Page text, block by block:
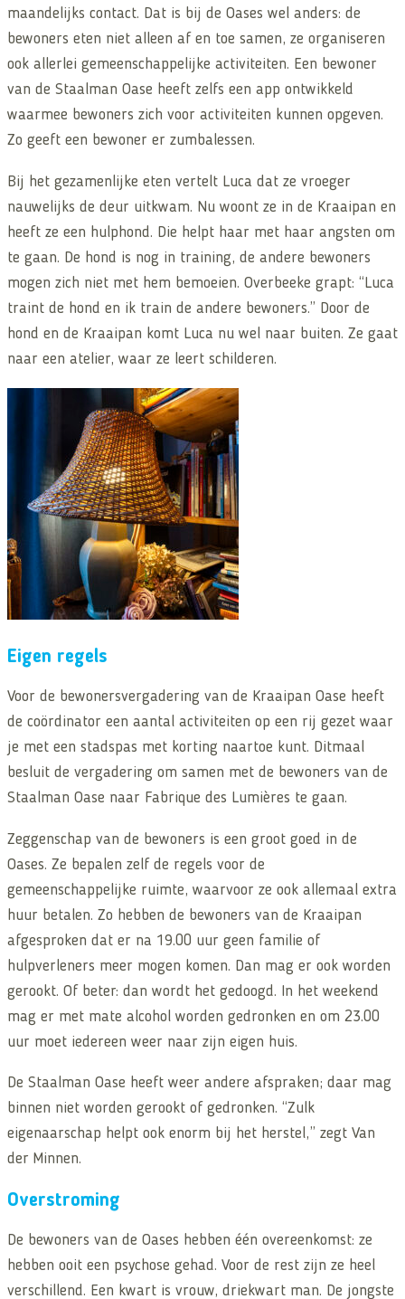
maandelijks contact. Dat is bij de Oases wel anders: de
bewoners eten niet alleen af en toe samen, ze organiseren
ook allerlei gemeenschappelijke activiteiten. Een bewoner
van de Staalman Oase heeft zelfs een app ontwikkeld
waarmee bewoners zich voor activiteiten kunnen opgeven.
Zo geeft een bewoner er zumbalessen.
Bij het gezamenlijke eten vertelt Luca dat ze vroeger
nauwelijks de deur uitkwam. Nu woont ze in de Kraaipan en
heeft ze een hulphond. Die helpt haar met haar angsten om
te gaan. De hond is nog in training, de andere bewoners
mogen zich niet met hem bemoeien. Overbeeke grapt: “Luca
traint de hond en ik train de andere bewoners.” Door de
hond en de Kraaipan komt Luca nu wel naar buiten. Ze gaat
naar een atelier, waar ze leert schilderen.
Eigen regels
Voor de bewonersvergadering van de Kraaipan Oase heeft
de coördinator een aantal activiteiten op een rij gezet waar
je met een stadspas met korting naartoe kunt. Ditmaal
besluit de vergadering om samen met de bewoners van de
Staalman Oase naar Fabrique des Lumières te gaan.
Zeggenschap van de bewoners is een groot goed in de
Oases. Ze bepalen zelf de regels voor de
gemeenschappelijke ruimte, waarvoor ze ook allemaal extra
huur betalen. Zo hebben de bewoners van de Kraaipan
afgesproken dat er na 19.00 uur geen familie of
hulpverleners meer mogen komen. Dan mag er ook worden
gerookt. Of beter: dan wordt het gedoogd. In het weekend
mag er met mate alcohol worden gedronken en om 23.00
uur moet iedereen weer naar zijn eigen huis.
De Staalman Oase heeft weer andere afspraken; daar mag
binnen niet worden gerookt of gedronken. “Zulk
eigenaarschap helpt ook enorm bij het herstel,” zegt Van
der Minnen.
Overstroming
De bewoners van de Oases hebben één overeenkomst: ze
hebben ooit een psychose gehad. Voor de rest zijn ze heel
verschillend. Een kwart is vrouw, driekwart man. De jongste